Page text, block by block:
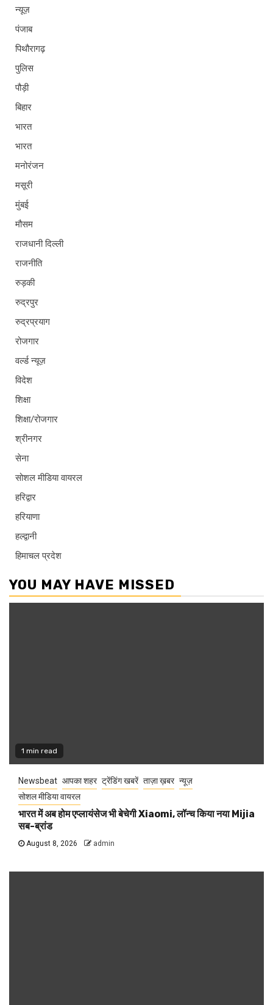
न्यूज़
पंजाब
पिथौरागढ़
पुलिस
पौड़ी
बिहार
भारत
भारत
मनोरंजन
मसूरी
मुंबई
मौसम
राजधानी दिल्ली
राजनीति
रुड़की
रुद्रपुर
रुद्रप्रयाग
रोजगार
वर्ल्ड न्यूज़
विदेश
शिक्षा
शिक्षा/रोजगार
श्रीनगर
सेना
सोशल मीडिया वायरल
हरिद्वार
हरियाणा
हल्द्वानी
हिमाचल प्रदेश
YOU MAY HAVE MISSED
1 min read
Newsbeat आपका शहर ट्रेंडिंग खबरें ताज़ा ख़बर न्यूज़
सोशल मीडिया वायरल
भारत में अब होम एप्लायंसेज भी बेचेगी Xiaomi, लॉन्च किया नया Mijia
सब-ब्रांड
August 8, 2026 admin